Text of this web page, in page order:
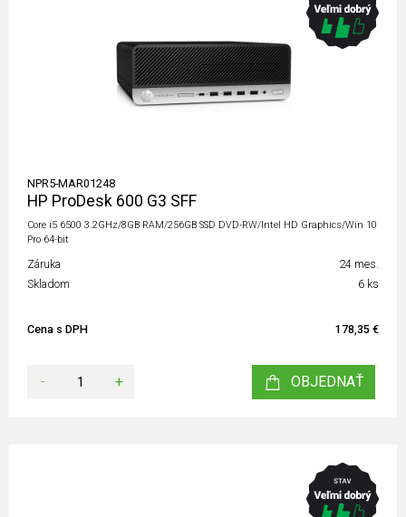
NPR5-MAR01248
HP ProDesk 600 G3 SFF
Core i5 6500 3.2GHz/8GB RAM/256GB SSD DVD-RW/Intel HD Graphics/Win 10
Pro 64-bit
Záruka
24 mes.
Skladom
6 ks
Cena s DPH 178,35 €
- + OBJEDNAŤ